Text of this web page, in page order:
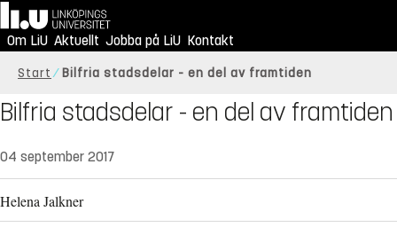
Hem
Om LiU Aktuellt Jobba på LiU Kontakt
Start Bilfria stadsdelar - en del av framtiden
Bilfria stadsdelar - en del av framtiden
04 september 2017
Helena Jalkner